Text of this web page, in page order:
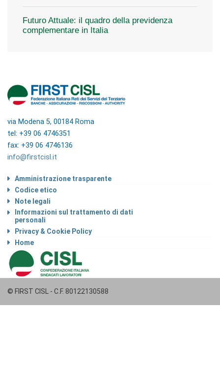
Futuro Attuale: il quadro della previdenza
complementare in Italia
via Modena 5, 00184 Roma
tel: +39 06 4746351
fax: +39 06 4746136
info@firstcisl.it
Amministrazione trasparente
Codice etico
Note legali
Informazioni sul trattamento di dati
personali
Privacy & Cookie Policy
Home
© FIRST CISL - C.F. 80122130588